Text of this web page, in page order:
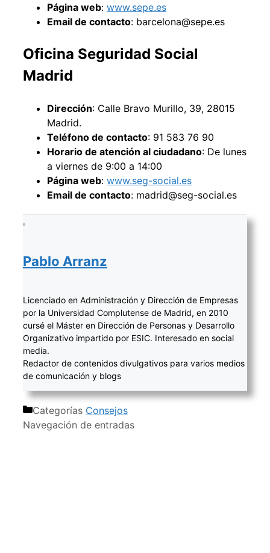
Página web: www.sepe.es
Email de contacto: barcelona@sepe.es
Oficina Seguridad Social
Madrid
Dirección: Calle Bravo Murillo, 39, 28015
Madrid.
Teléfono de contacto: 91 583 76 90
Horario de atención al ciudadano: De lunes
a viernes de 9:00 a 14:00
Página web: www.seg-social.es
Email de contacto: madrid@seg-social.es
Pablo Arranz
Licenciado en Administración y Dirección de Empresas
por la Universidad Complutense de Madrid, en 2010
cursé el Máster en Dirección de Personas y Desarrollo
Organizativo impartido por ESIC. Interesado en social
media.
Redactor de contenidos divulgativos para varios medios
de comunicación y blogs
Categorías Consejos
Navegación de entradas